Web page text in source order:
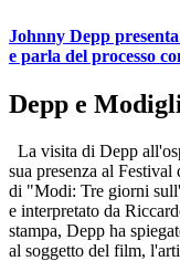
Johnny Depp
e parla del processo
Depp e
La visita di Depp
sua presenza al
di "Modi: Tre giorni
e interpretato da
stampa, Depp ha
al soggetto del film,